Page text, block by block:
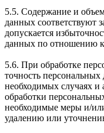
5.5. Содержание и
данных соответствуют
допускается
данных по отношению
5.6. При обработке
точность персональных
необходимых случаях
обработки
необходимые меры и/
удалению или